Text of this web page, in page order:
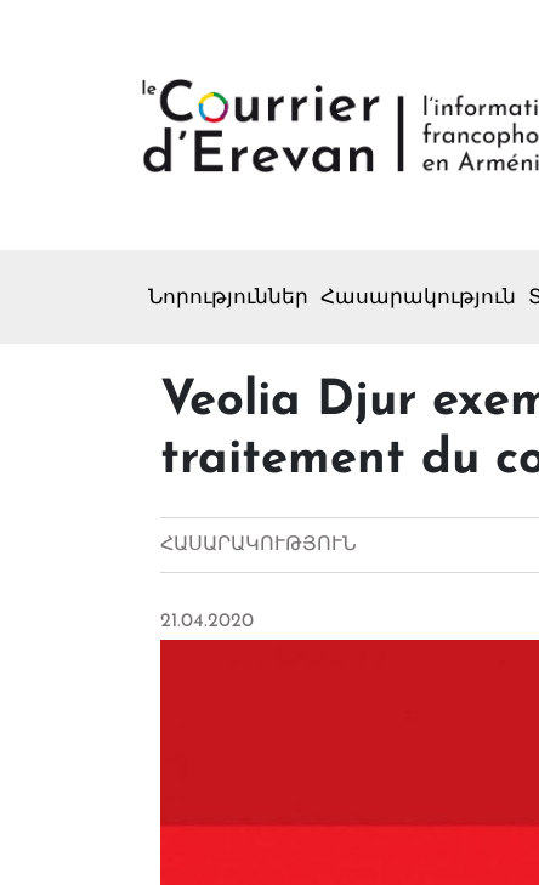
Նորություններ Հասարակություն
Veolia Djur
traitement du
ՀԱՍԱՐԱԿՈՒԹՅՈՒՆ
21.04.2020